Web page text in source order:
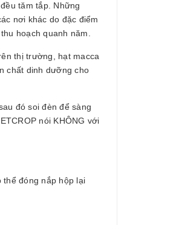
tăm tắp. Những
nơi khác do đặc điểm
hoạch quanh năm.
thị trường, hạt macca
chất dinh dưỡng cho
đó soi đèn để sàng
nói KHÔNG với
thể đóng nắp hộp lại